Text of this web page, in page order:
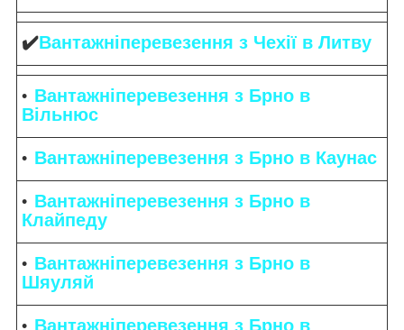
✔️Вантажніперевезення з Чехії в Литву
Вантажніперевезення з Брно в
Вільнюс
Вантажніперевезення з Брно в Каунас
Вантажніперевезення з Брно в
Клайпеду
Вантажніперевезення з Брно в
Шяуляй
Вантажніперевезення з Брно в